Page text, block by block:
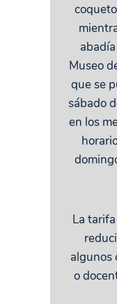
Museo
que se
sábado
en los
La
algunos
o